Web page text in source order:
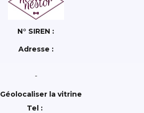
N° SIREN :
Adresse :
-
Géolocaliser la vitrine
Tel :